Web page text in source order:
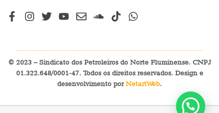
© 2023 – Sindicato dos Petroleiros do Norte Fluminense. CNPJ
01.322.648/0001-47. Todos os direitos reservados. Design e
desenvolvimento porNetartWeb.